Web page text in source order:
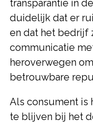
transparantie in
duidelijk dat er
en dat het bedrijf
communicatie
heroverwegen
betrouwbare
Als consument is
te blijven bij het